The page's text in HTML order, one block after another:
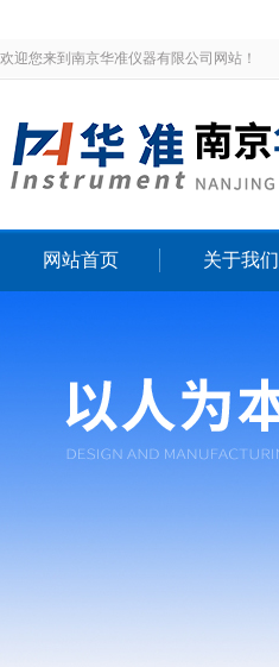
欢迎您来到南京华准仪器有限公司网站！
网站首页 关于我们